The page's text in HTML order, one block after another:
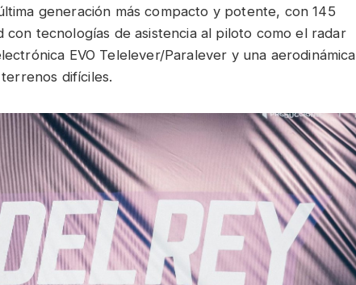
generación más compacto y potente, con 145
con tecnologías de asistencia al piloto como el radar
EVO Telelever/Paralever y una aerodinámica
difíciles.